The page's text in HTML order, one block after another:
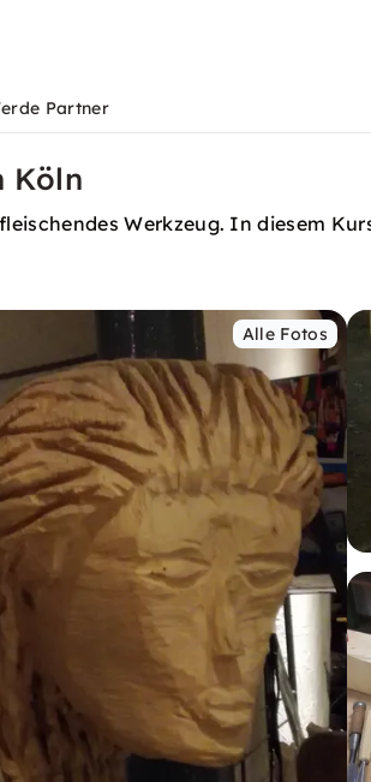
Partner
Köln
Werkzeug. In diesem
Alle Fotos